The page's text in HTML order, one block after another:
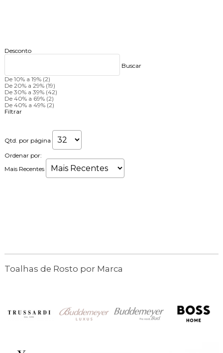
Desconto
Buscar
De 10% a 19% (2)
De 20% a 29% (19)
De 30% a 39% (42)
De 40% a 69% (2)
De 40% a 49% (2)
Filtrar
Qtd. por página
Ordenar por:
Mais Recentes
Toalhas de Rosto por Marca